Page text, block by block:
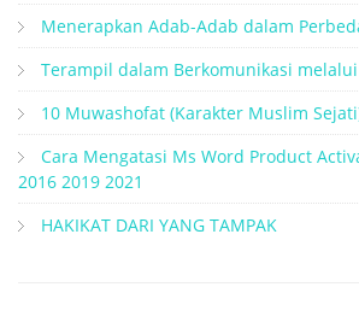
Menerapkan Adab-Adab dalam
Terampil dalam Berkomunikasi
10 Muwashofat (Karakter Muslim
Cara Mengatasi Ms Word Product
2016 2019 2021
HAKIKAT DARI YANG TAMPAK